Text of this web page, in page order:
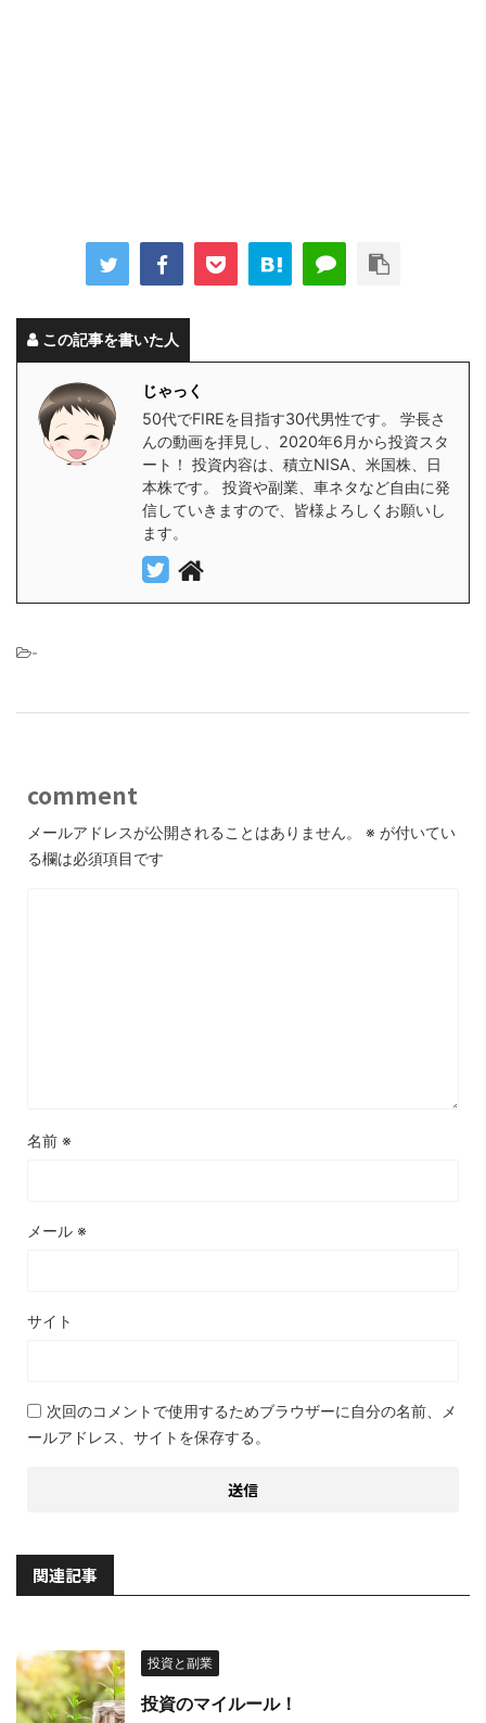
この記事を書いた人
じゃっく
50代でFIREを目指す30代男性です。 学長さ
んの動画を拝見し、2020年6月から投資スタ
ート！ 投資内容は、積立NISA、米国株、日
本株です。 投資や副業、車ネタなど自由に発
信していきますので、皆様よろしくお願いし
ます。
-
comment
メールアドレスが公開されることはありません。 ※ が付いてい
る欄は必須項目です
名前 ※
メール ※
サイト
次回のコメントで使用するためブラウザーに自分の名前、メ
ールアドレス、サイトを保存する。
関連記事
投資と副業
投資のマイルール！